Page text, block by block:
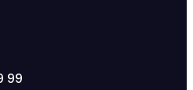
99